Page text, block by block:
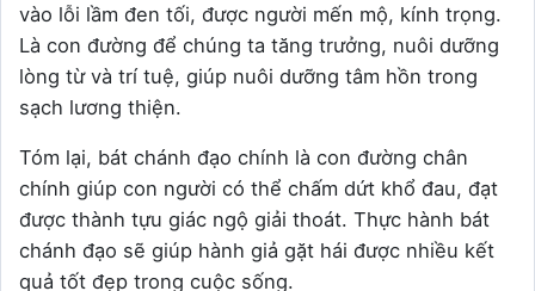
vào lỗi lầm đen tối, được người mến mộ, kính trọng.
Là con đường để chúng ta tăng trưởng, nuôi dưỡng
lòng từ và trí tuệ, giúp nuôi dưỡng tâm hồn trong
sạch lương thiện.
Tóm lại, bát chánh đạo chính là con đường chân
chính giúp con người có thể chấm dứt khổ đau, đạt
được thành tựu giác ngộ giải thoát. Thực hành bát
chánh đạo sẽ giúp hành giả gặt hái được nhiều kết
quả tốt đẹp trong cuộc sống.